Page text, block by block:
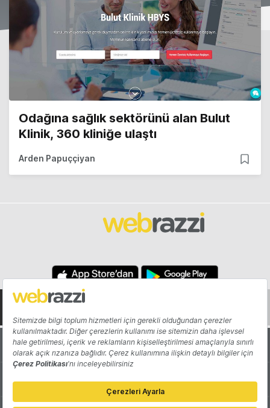
Odağına sağlık sektörünü alan Bulut
Klinik, 360 kliniğe ulaştı
Arden Papuççiyan
Hakkında Yazarlar
Katkıda Bulun Reklam